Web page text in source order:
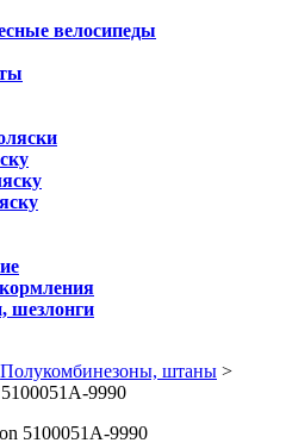
велосипеды
шезлонги
Полукомбинезоны, штаны >
9990
5100051A-9990